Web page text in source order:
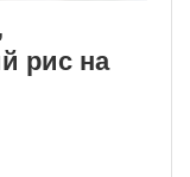
рис на